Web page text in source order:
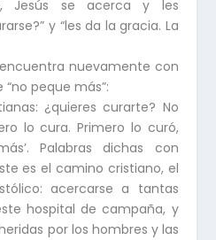
Jesús se acerca y les
y “les da la gracia. La
nuevamente con
peque más”:
¿quieres curarte? No
lo cura. Primero lo curó,
Palabras dichas con
es el camino cristiano, el
acercarse a tantas
hospital de campaña, y
por los hombres y las